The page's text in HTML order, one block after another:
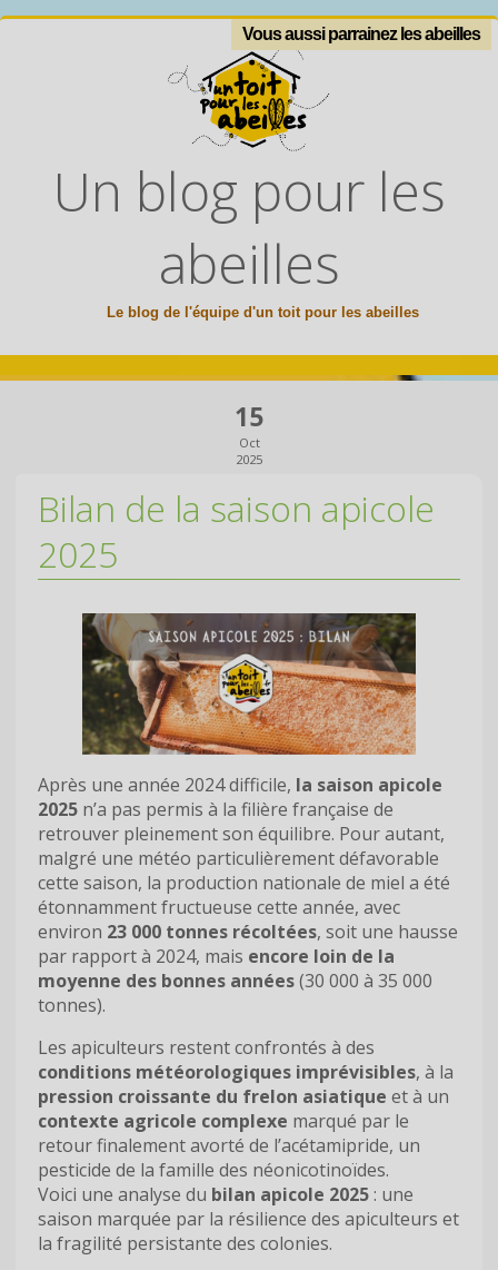
Vous aussi parrainez les abeilles
Un blog pour les
abeilles
Le blog de l'équipe d'un toit pour les abeilles
15
Oct
2025
Bilan de la saison apicole
2025
Après une année 2024 difficile, la saison apicole
2025 n’a pas permis à la filière française de
retrouver pleinement son équilibre. Pour autant,
malgré une météo particulièrement défavorable
cette saison, la production nationale de miel a été
étonnamment fructueuse cette année, avec
environ 23 000 tonnes récoltées, soit une hausse
par rapport à 2024, mais encore loin de la
moyenne des bonnes années(30 000 à 35 000
tonnes).
Les apiculteurs restent confrontés à des
conditions météorologiques imprévisibles, à la
pression croissante du frelon asiatique et à un
contexte agricole complexe marqué par le
retour finalement avorté de l’acétamipride, un
pesticide de la famille des néonicotinoïdes.
Voici une analyse du bilan apicole 2025: une
saison marquée par la résilience des apiculteurs et
la fragilité persistante des colonies.